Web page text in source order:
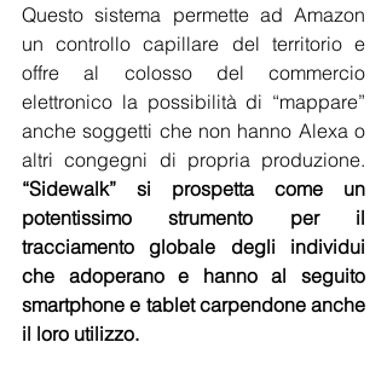
Questo sistema permette ad Amazon
un controllo capillare del territorio e
offre al colosso del commercio
elettronico la possibilità di “mappare”
anche soggetti che non hanno Alexa o
“Sidewalk” si prospetta come un
potentissimo strumento per il
tracciamento globale degli individui
che adoperano e hanno al seguito
smartphone e tablet carpendone anche
il loro utilizzo.